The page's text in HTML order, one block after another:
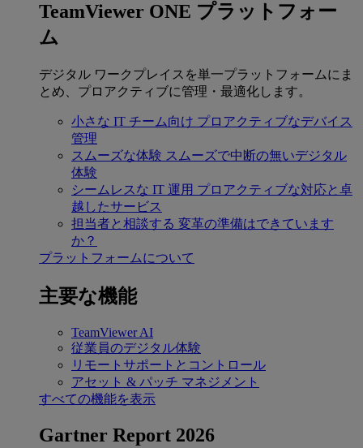
TeamViewer ONE プラットフォー
ム
デジタル ワークプレイスを単一プラットフォームにま
とめ、プロアクティブに管理・最適化します。
小さな IT チーム向け プロアクティブなデバイス
管理
スムーズな体験 スムーズで中断の無いデジタル
体験
シームレスな IT 運用 プロアクティブな対応と卓
越したサービス
担当者と相談する 変革の準備はできています
か？
プラットフォームについて
主要な機能
TeamViewer AI
従業員のデジタル体験
リモートサポートとコントロール
アセット & パッチ マネジメント
すべての機能を表示
Gartner Report 2026